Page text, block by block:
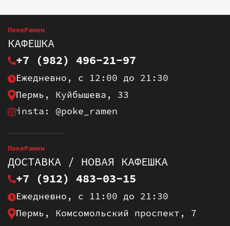
ПокеРамен
КАФЕШКА
+7 (982) 496-21-97
Ежедневно, с 12:00 до 21:30
Пермь, Куйбышева, 33
insta: @poke_ramen
ПокеРамен
ДОСТАВКА / НОВАЯ КАФЕШКА
+7 (912) 483-03-15
Ежедневно, с 11:00 до 21:30
Пермь, Комсомольский проспект, 7